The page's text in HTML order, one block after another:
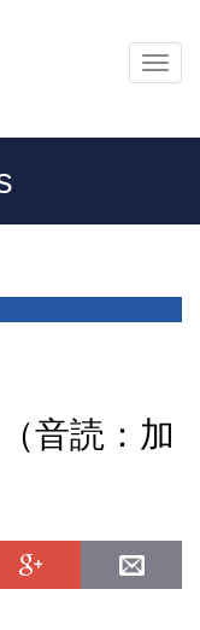
メ
ニ
ー
音読：加